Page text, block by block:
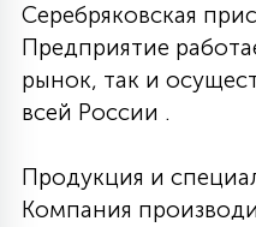
Серебряковская
Предприятие
рынок, так и
всей России .
Продукция и
Компания